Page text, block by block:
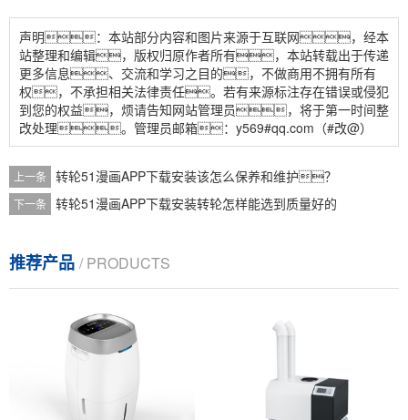
声明：本站部分内容和图片来源于互联网，经本
站整理和编辑，版权归原作者所有，本站转载出于传递
更多信息、交流和学习之目的，不做商用不拥有所有
权，不承担相关法律责任。若有来源标注存在错误或侵犯
到您的权益，烦请告知网站管理员，将于第一时间整
改处理。管理员邮箱：y569#qq.com（#改@）
上一条 转轮51漫画APP下载安装该怎么保养和维护？
下一条 转轮51漫画APP下载安装转轮怎样能选到质量好的
推荐产品 / PRODUCTS